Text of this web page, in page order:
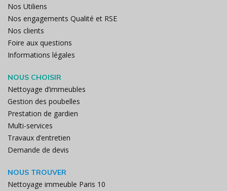
Nos Utiliens
Nos engagements Qualité et RSE
Nos clients
Foire aux questions
Informations légales
NOUS CHOISIR
Nettoyage d’immeubles
Gestion des poubelles
Prestation de gardien
Multi-services
Travaux d’entretien
Demande de devis
NOUS TROUVER
Nettoyage immeuble Paris 10